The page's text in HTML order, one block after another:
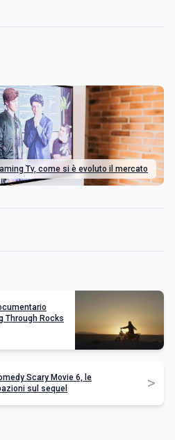
Tv, come si è evoluto il mercato
Through Rocks
Scary Movie 6, le
sul sequel
>